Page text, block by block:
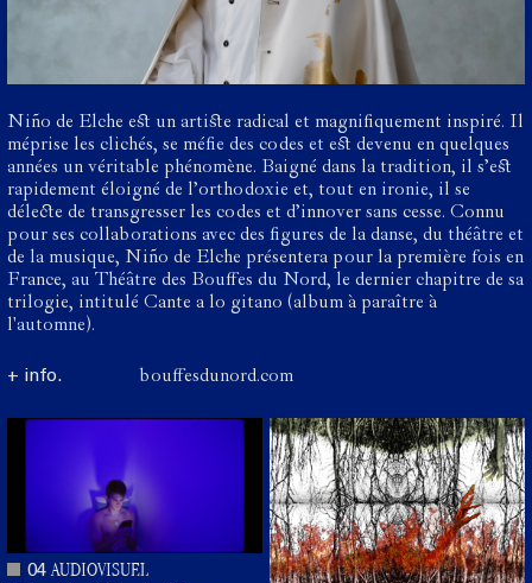
Niño de Elche est un artiste radical et magnifiquement inspiré. Il
méprise les clichés, se méfie des codes et est devenu en quelques
années un véritable phénomène. Baigné dans la tradition, il s’est
rapidement éloigné de l’orthodoxie et, tout en ironie, il se
délecte de transgresser les codes et d’innover sans cesse. Connu
pour ses collaborations avec des figures de la danse, du théâtre et
de la musique, Niño de Elche présentera pour la première fois en
France, au Théâtre des Bouffes du Nord, le dernier chapitre de sa
trilogie, intitulé Cante a lo gitano (album à paraître à
l'automne).
+ info. bouffesdunord.com
04 AUDIOVISUEL